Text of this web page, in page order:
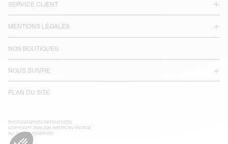
SERVICE CLIENT
MENTIONS LÉGALES
NOS BOUTIQUES
NOUS SUIVRE
PLAN DU SITE
PHOTOGRAPHIES RETOUCHÉES
COPYRIGHT 2025-2026 AMERICAN VINTAGE
ALL RIGHTS RESERVED